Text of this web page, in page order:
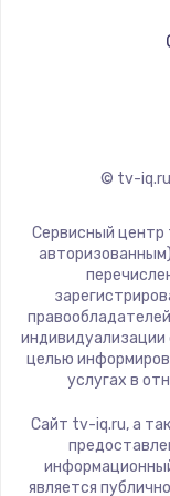
© tv-iq.ru
Сервисный центр
целью
услугах в
Сайт tv-iq.ru, а
является